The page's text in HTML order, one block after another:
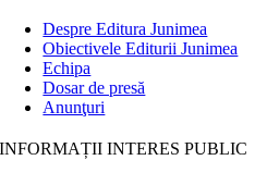
Despre Editura Junimea
Obiectivele Editurii Junimea
Echipa
Dosar de presă
Anunţuri
INFORMAȚII INTERES PUBLIC